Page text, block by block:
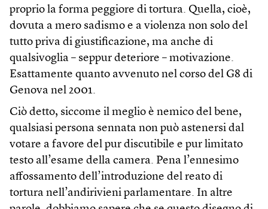
proprio la forma peggiore di tortura. Quella, cioè,
dovuta a mero sadismo e a violenza non solo del
tutto priva di giustificazione, ma anche di
qualsivoglia – seppur deteriore – motivazione.
Esattamente quanto avvenuto nel corso del G8 di
Genova nel 2001.
Ciò detto, siccome il meglio è nemico del bene,
qualsiasi persona sennata non può astenersi dal
votare a favore del pur discutibile e pur limitato
testo all’esame della camera. Pena l’ennesimo
affossamento dell’introduzione del reato di
tortura nell’andirivieni parlamentare. In altre